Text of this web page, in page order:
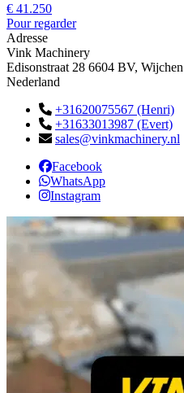
€ 41.250
Pour regarder
Adresse
Vink Machinery
Edisonstraat 28 6604 BV, Wijchen
Nederland
+31620075567 (Henri)
+31633013987 (Evert)
sales@vinkmachinery.nl
Facebook
WhatsApp
Instagram